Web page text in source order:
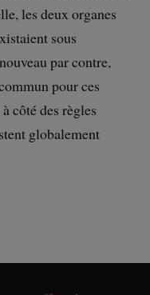
les deux organes
sous
par contre,
pour ces
côté des règles
globalement